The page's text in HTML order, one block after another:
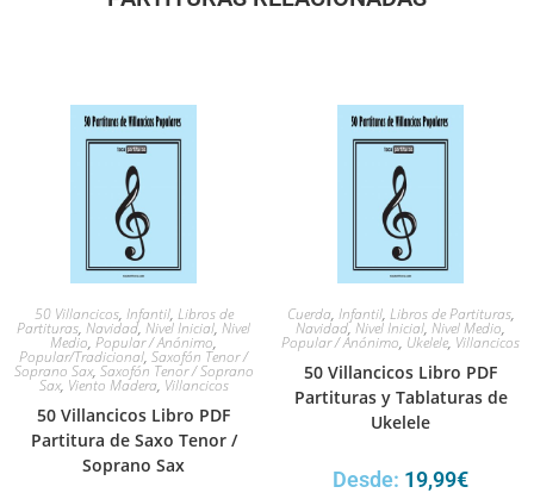
50 Villancicos, Infantil, Libros de
Partituras, Navidad, Nivel Inicial, Nivel
Medio, Popular / Anónimo,
Popular/Tradicional, Saxofón Tenor /
Soprano Sax, Saxofón Tenor / Soprano
Sax, Viento Madera, Villancicos
50 Villancicos Libro PDF
Partitura de Saxo Tenor /
Soprano Sax
Cuerda, Infantil, Libros de Partituras,
Navidad,Nivel Inicial, Nivel Medio,
Popular / Anónimo, Ukelele, Villancicos
50 Villancicos Libro PDF
Partituras y Tablaturas de
Ukelele
Desde: 19,99€